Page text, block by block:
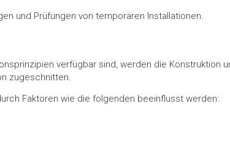
und Prüfungen von temporären Installationen.
verfügbar sind, werden die Konstruktion
zugeschnitten.
Faktoren wie die folgenden beeinflusst werden: